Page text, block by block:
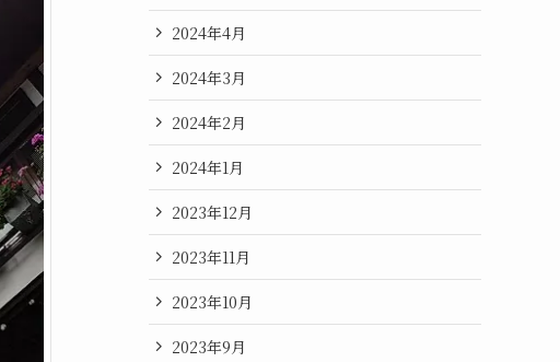
2024年4月
2024年3月
2024年2月
2024年1月
2023年12月
2023年11月
2023年10月
2023年9月